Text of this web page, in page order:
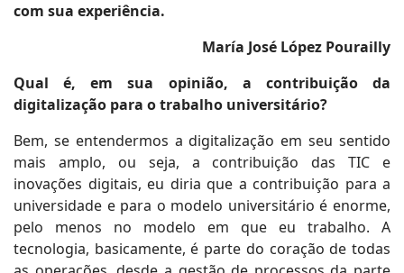
com sua experiência.
María José López Pourailly
Qual é, em sua opinião, a contribuição da
digitalização para o trabalho universitário?
Bem, se entendermos a digitalização em seu sentido
mais amplo, ou seja, a contribuição das TIC e
inovações digitais, eu diria que a contribuição para a
universidade e para o modelo universitário é enorme,
pelo menos no modelo em que eu trabalho. A
tecnologia, basicamente, é parte do coração de todas